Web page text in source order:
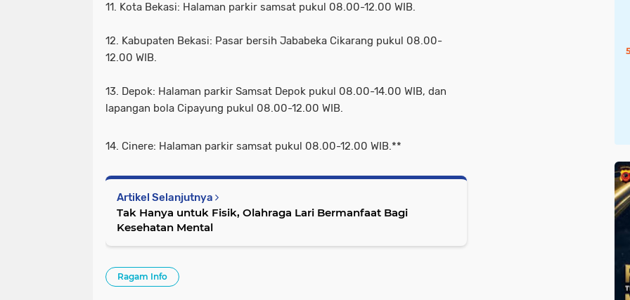
11. Kota Bekasi: Halaman parkir samsat pukul 08.00-12.00 WIB.
12. Kabupaten Bekasi: Pasar bersih Jababeka Cikarang pukul 08.00-
12.00 WIB.
13. Depok: Halaman parkir Samsat Depok pukul 08.00-14.00 WIB, dan
lapangan bola Cipayung pukul 08.00-12.00 WIB.
14. Cinere: Halaman parkir samsat pukul 08.00-12.00 WIB.**
Artikel Selanjutnya
Tak Hanya untuk Fisik, Olahraga Lari Bermanfaat Bagi
Kesehatan Mental
Ragam Info